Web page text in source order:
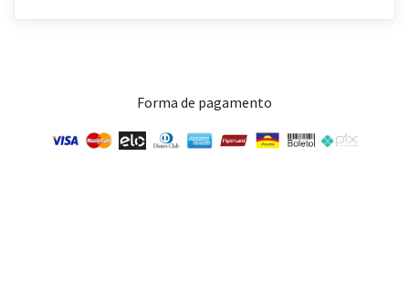
Forma de pagamento